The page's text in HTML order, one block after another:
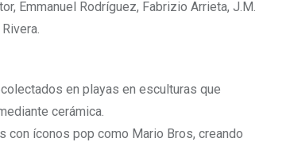
Emmanuel Rodríguez, Fabrizio Arrieta, J.M.
en playas en esculturas que
cerámica.
con íconos pop como Mario Bros, creando